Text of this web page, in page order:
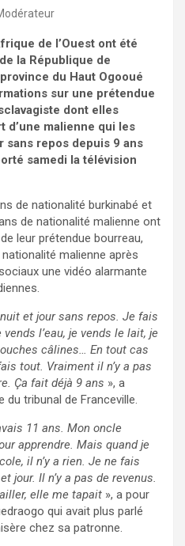
de l’Ouest ont été
la République de
du Haut Ogooué
sur une prétendue
dont elles
d’une malienne qui les
sans repos depuis 9 ans
samedi la télévision
de nationalité burkinabé et
de nationalité malienne ont
leur prétendue bourreau,
malienne après
une vidéo alarmante
et jour sans repos. Je fais
l’eau, je vends le lait, je
câlines… En tout cas
tout. Vraiment il n’y a pas
Ça fait déjà 9 ans », a
tribunal de Franceville.
11 ans. Mon oncle
apprendre. Mais quand je
il n’y a rien. Je ne fais
jour. Il n’y a pas de revenus.
elle me tapait », a pour
qui avait plus parlé
chez sa patronne.